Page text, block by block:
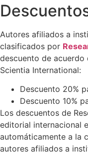
Autores afiliados a
clasificados por
descuento de
Scientia International:
Descuento 20%
Descuento 10%
Los descuentos de
editorial internacional
automáticamente a la
autores afiliados a